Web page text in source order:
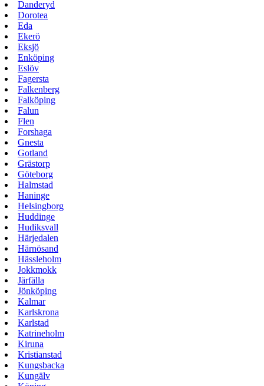
Danderyd
Dorotea
Eda
Ekerö
Eksjö
Enköping
Eslöv
Fagersta
Falkenberg
Falköping
Falun
Flen
Forshaga
Gnesta
Gotland
Grästorp
Göteborg
Halmstad
Haninge
Helsingborg
Huddinge
Hudiksvall
Härjedalen
Härnösand
Hässleholm
Jokkmokk
Järfälla
Jönköping
Kalmar
Karlskrona
Karlstad
Katrineholm
Kiruna
Kristianstad
Kungsbacka
Kungälv